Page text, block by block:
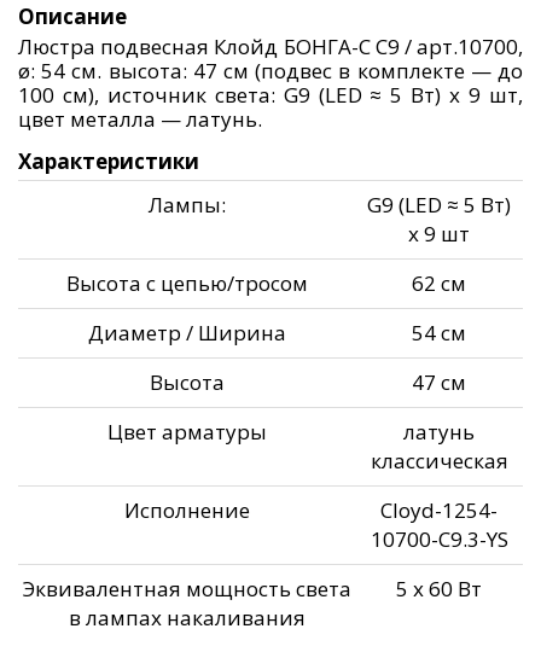
Описание
Люстра подвесная Клойд БОНГА-C C9 / арт.10700,
ø: 54 см. высота: 47 см (подвес в комплекте — до
100 см), источник света: G9 (LED ≈ 5 Вт) х 9 шт,
цвет металла — латунь.
Характеристики
Лампы:
G9 (LED ≈ 5 Вт)
х 9 шт
Высота с цепью/тросом
62 см
Диаметр / Ширина
54 см
Высота
47 см
Цвет арматуры
латунь
классическая
Исполнение
Cloyd-1254-
10700-C9.3-YS
Эквивалентная мощность света
в лампах накаливания
5 x 60 Вт